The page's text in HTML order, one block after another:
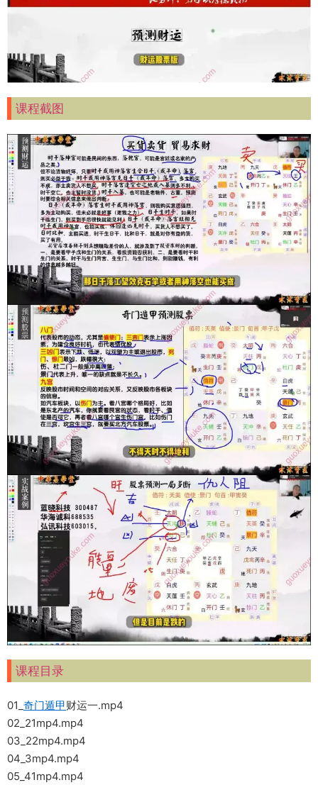
课程截图
课程目录
01_ 奇门遁甲财运一.mp4
02_21mp4.mp4
03_22mp4.mp4
04_3mp4.mp4
05_41mp4.mp4